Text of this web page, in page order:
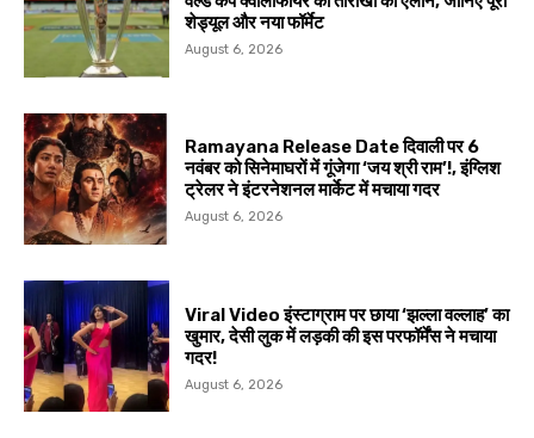
शेड्यूल और नया फॉर्मेट
August 6, 2026
Ramayana Release Date दिवाली पर 6
नवंबर को सिनेमाघरों में गूंजेगा ‘जय श्री राम’!, इंग्लिश
ट्रेलर ने इंटरनेशनल मार्केट में मचाया गदर
August 6, 2026
Viral Video इंस्टाग्राम पर छाया ‘झल्ला वल्लाह’ का
खुमार, देसी लुक में लड़की की इस परफॉर्मेंस ने मचाया
गदर!
August 6, 2026